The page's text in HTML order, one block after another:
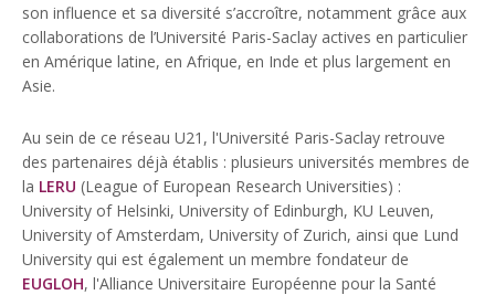
son influence et sa diversité s’accroître, notamment grâce aux
collaborations de l’Université Paris-Saclay actives en particulier
en Amérique latine, en Afrique, en Inde et plus largement en
Asie.
Au sein de ce réseau U21, l'Université Paris-Saclay retrouve
des partenaires déjà établis : plusieurs universités membres de
la LERU (League of European Research Universities) :
University of Helsinki, University of Edinburgh, KU Leuven,
University of Amsterdam, University of Zurich, ainsi que Lund
University qui est également un membre fondateur de
EUGLOH, l'Alliance Universitaire Européenne pour la Santé